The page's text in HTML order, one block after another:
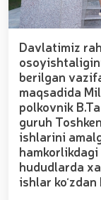
Davlatimiz
berilgan
maqsadida
polkovnik
guruh
ishlarini amalga
hududlarda
ishlar